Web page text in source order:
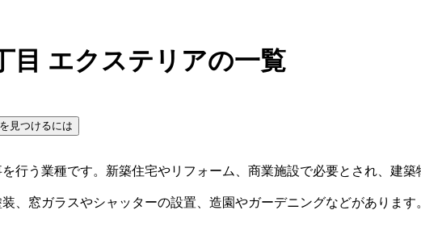
目 エクステリアの一覧
見つけるには
行う業種です。新築住宅やリフォーム、商業施設で必要とされ、建築
、窓ガラスやシャッターの設置、造園やガーデニングなどがありま